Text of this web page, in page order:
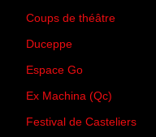
Coups de théâtre
Duceppe
Espace Go
Ex Machina (Qc)
Festival de Casteliers